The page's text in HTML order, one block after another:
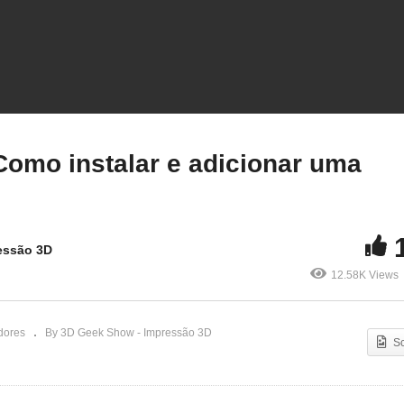
Vai Ganhar Seu
instalar e adicionar uma
instalar e adicionar uma
3D
12.58K Views
By 3D Geek Show - Impressão 3D